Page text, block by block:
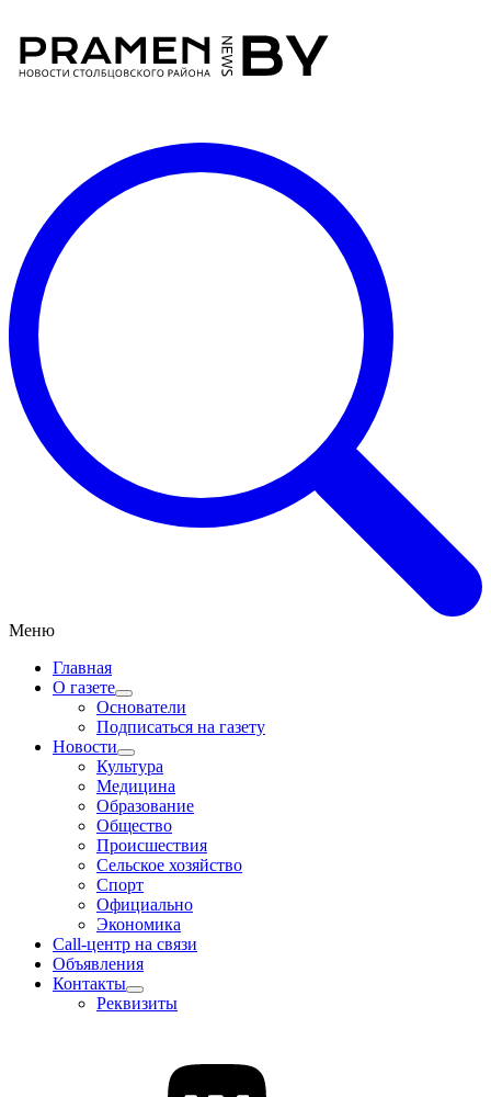
Меню
Главная
О газете
Основатели
Подписаться на газету
Новости
Культура
Медицина
Образование
Общество
Происшествия
Сельское хозяйство
Спорт
Официально
Экономика
Call-центр на связи
Объявления
Контакты
Реквизиты